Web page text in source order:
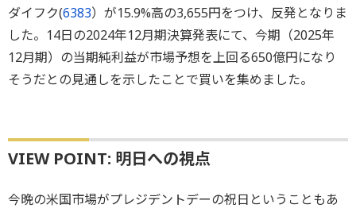
ダイフク(6383）が15.9%高の3,655円をつけ、反発となりま
した。14日の2024年12月期決算発表にて、今期（2025年
12月期）の当期純利益が市場予想を上回る650億円になり
そうだとの見通しを示したことで買いを集めました。
VIEW POINT: 明日への視点
今晩の米国市場がプレジデントデーの祝日ということもあ